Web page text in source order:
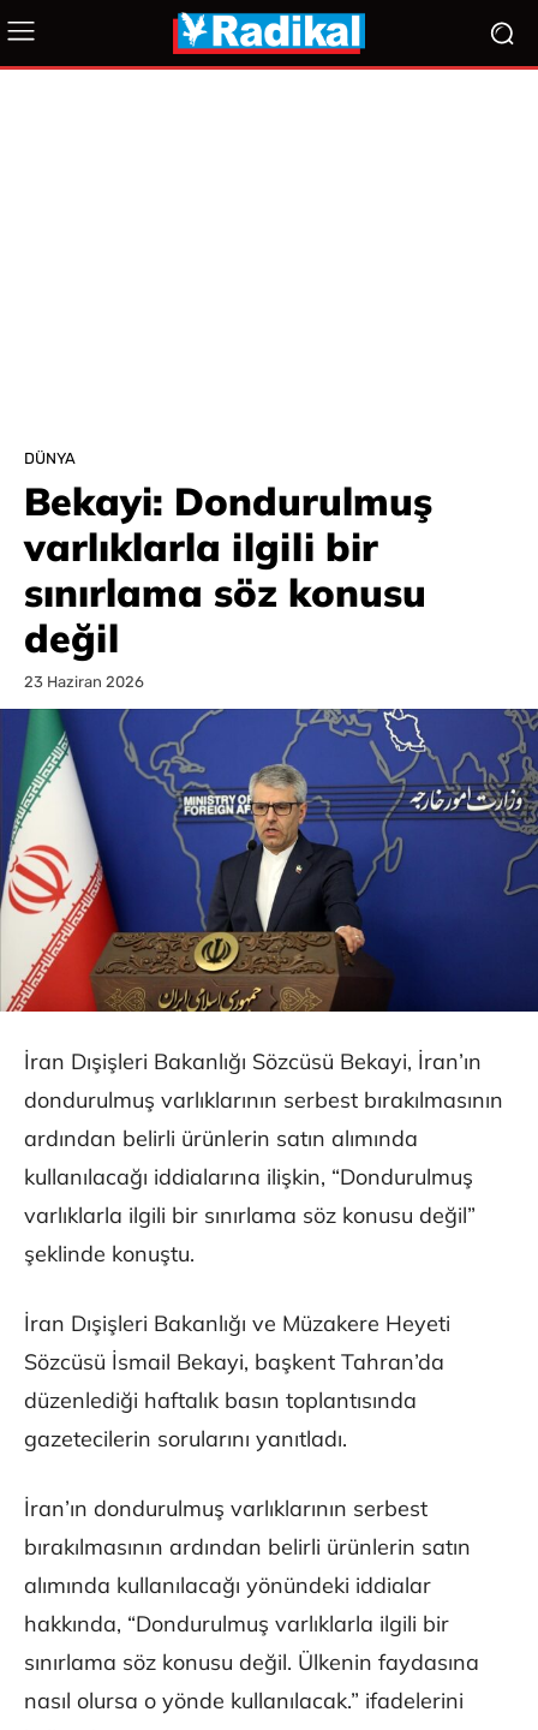
DÜNYA
Bekayi: Dondurulmuş
varlıklarla ilgili bir
sınırlama söz konusu
değil
23 Haziran 2026
İran Dışişleri Bakanlığı Sözcüsü Bekayi, İran’ın
dondurulmuş varlıklarının serbest bırakılmasının
ardından belirli ürünlerin satın alımında
kullanılacağı iddialarına ilişkin, “Dondurulmuş
varlıklarla ilgili bir sınırlama söz konusu değil”
şeklinde konuştu.
İran Dışişleri Bakanlığı ve Müzakere Heyeti
Sözcüsü İsmail Bekayi, başkent Tahran’da
düzenlediği haftalık basın toplantısında
gazetecilerin sorularını yanıtladı.
İran’ın dondurulmuş varlıklarının serbest
bırakılmasının ardından belirli ürünlerin satın
alımında kullanılacağı yönündeki iddialar
hakkında, “Dondurulmuş varlıklarla ilgili bir
sınırlama söz konusu değil. Ülkenin faydasına
nasıl olursa o yönde kullanılacak.” ifadelerini